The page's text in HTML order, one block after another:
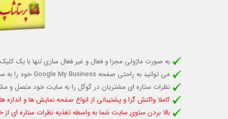
به صورت ماژولی مجزا و فعال و غیر فعال سازی تنها با یک کلیک
می توانید به راحتی صفحه Google My Business خود را به سایت پرستاشاپ خود متصل کنید
نظرات ستاره ای مشتریان در گوگل را به سایت خود متصل و
کاملا واکنش گرا و پشتیبانی از انواع صفحه نمایش ها و
بالا بردن سئوی سایت شما به واسطه تغذیه نظرات ستاره ای